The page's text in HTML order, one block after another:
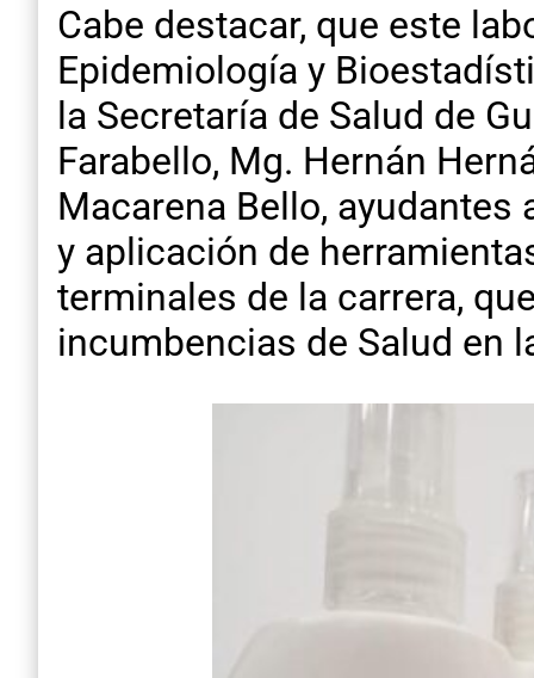
Cabe destacar, que este
Epidemiología y
la Secretaría de Salud de
Farabello, Mg. Hernán
Macarena Bello,
y aplicación de
terminales de la carrera,
incumbencias de Salud en